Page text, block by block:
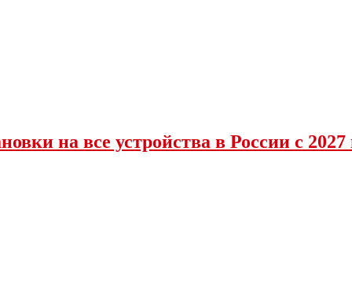
на все устройства в России с 2027